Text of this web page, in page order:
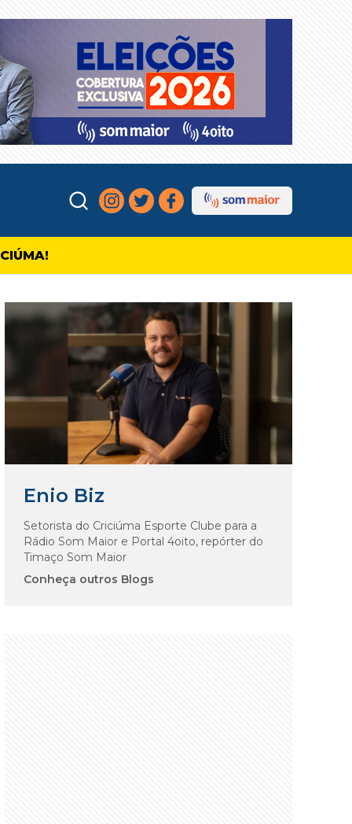
Enio Biz
Setorista do Criciúma Esporte Clube para a
Rádio Som Maior e Portal 4oito, repórter do
Timaço Som Maior
Conheça outros Blogs